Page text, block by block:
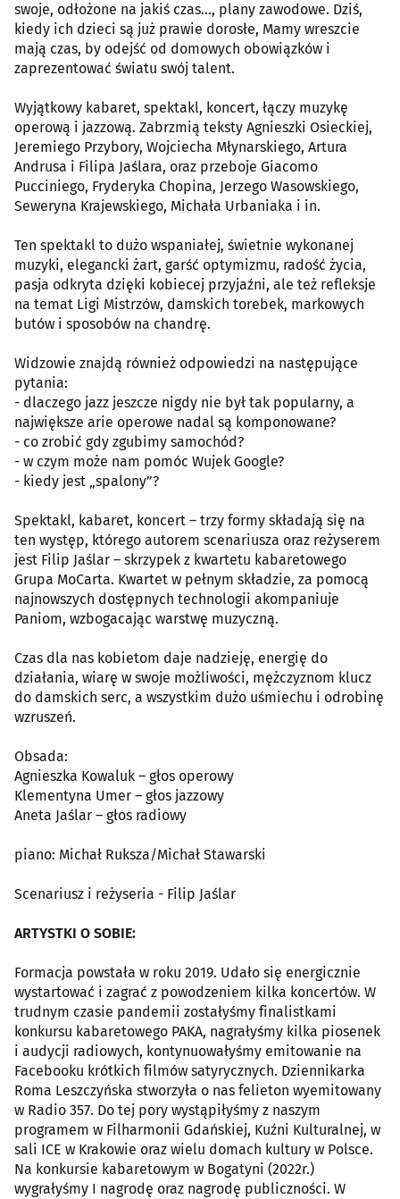
swoje, odłożone na jakiś czas…, plany zawodowe. Dziś,
kiedy ich dzieci są już prawie dorosłe, Mamy wreszcie
mają czas, by odejść od domowych obowiązków i
zaprezentować światu swój talent.
Wyjątkowy kabaret, spektakl, koncert, łączy muzykę
operową i jazzową. Zabrzmią teksty Agnieszki Osieckiej,
Jeremiego Przybory, Wojciecha Młynarskiego, Artura
Andrusa i Filipa Jaślara, oraz przeboje Giacomo
Pucciniego, Fryderyka Chopina, Jerzego Wasowskiego,
Seweryna Krajewskiego, Michała Urbaniaka i in.
Ten spektakl to dużo wspaniałej, świetnie wykonanej
muzyki, elegancki żart, garść optymizmu, radość życia,
pasja odkryta dzięki kobiecej przyjaźni, ale też refleksje
na temat Ligi Mistrzów, damskich torebek, markowych
butów i sposobów na chandrę.
Widzowie znajdą również odpowiedzi na następujące
pytania:
- dlaczego jazz jeszcze nigdy nie był tak popularny, a
największe arie operowe nadal są komponowane?
- co zrobić gdy zgubimy samochód?
- w czym może nam pomóc Wujek Google?
- kiedy jest „spalony”?
Spektakl, kabaret, koncert – trzy formy składają się na
ten występ, którego autorem scenariusza oraz reżyserem
jest Filip Jaślar – skrzypek z kwartetu kabaretowego
Grupa MoCarta. Kwartet w pełnym składzie, za pomocą
najnowszych dostępnych technologii akompaniuje
Paniom, wzbogacając warstwę muzyczną.
Czas dla nas kobietom daje nadzieję, energię do
działania, wiarę w swoje możliwości, mężczyznom klucz
do damskich serc, a wszystkim dużo uśmiechu i odrobinę
wzruszeń.
Obsada:
Agnieszka Kowaluk – głos operowy
Klementyna Umer – głos jazzowy
Aneta Jaślar – głos radiowy
piano: Michał Ruksza/Michał Stawarski
Scenariusz i reżyseria - Filip Jaślar
ARTYSTKI O SOBIE:
Formacja powstała w roku 2019. Udało się energicznie
wystartować i zagrać z powodzeniem kilka koncertów. W
trudnym czasie pandemii zostałyśmy finalistkami
konkursu kabaretowego PAKA, nagrałyśmy kilka piosenek
i audycji radiowych, kontynuowałyśmy emitowanie na
Facebooku krótkich filmów satyrycznych. Dziennikarka
Roma Leszczyńska stworzyła o nas felieton wyemitowany
w Radio 357. Do tej pory wystąpiłyśmy z naszym
programem w Filharmonii Gdańskiej, Kuźni Kulturalnej, w
sali ICE w Krakowie oraz wielu domach kultury w Polsce.
Na konkursie kabaretowym w Bogatyni (2022r.)
wygrałyśmy I nagrodę oraz nagrodę publiczności. W